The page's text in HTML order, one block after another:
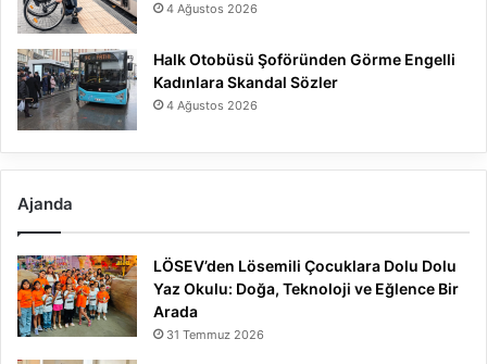
4 Ağustos 2026
Halk Otobüsü Şoföründen Görme Engelli
Kadınlara Skandal Sözler
4 Ağustos 2026
Ajanda
LÖSEV’den Lösemili Çocuklara Dolu Dolu
Yaz Okulu: Doğa, Teknoloji ve Eğlence Bir
Arada
31 Temmuz 2026